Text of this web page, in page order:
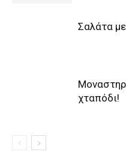
Σαλάτα
χταπόδι!